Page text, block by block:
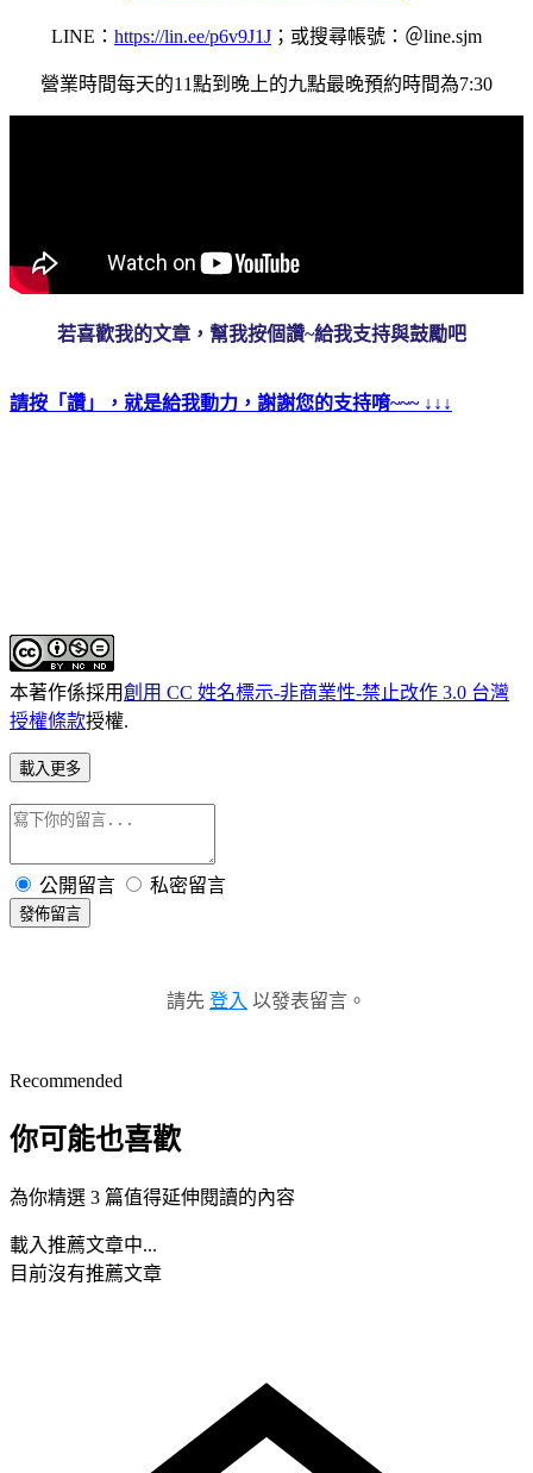
LINE： https://lin.ee/p6v9J1J ；或搜尋帳號：＠line.sjm
營業時間每天的11點到晚上的九點最晚預約時間為7:30
若喜歡我的文章，幫我按個讚~給我支持與鼓勵吧
請按「讚」，就是給我動力，謝謝您的支持唷~~~ ↓↓↓
本著作係採用創用 CC 姓名標示-非商業性-禁止改作 3.0 台灣
授權條款授權.
載入更多
公開留言 私密留言
發佈留言
請先 登入 以發表留言。
Recommended
你可能也喜歡
為你精選 3 篇值得延伸閱讀的內容
載入推薦文章中...
目前沒有推薦文章